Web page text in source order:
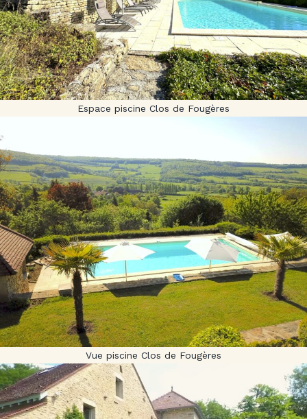
Espace piscine Clos de Fougères
Vue piscine Clos de Fougères